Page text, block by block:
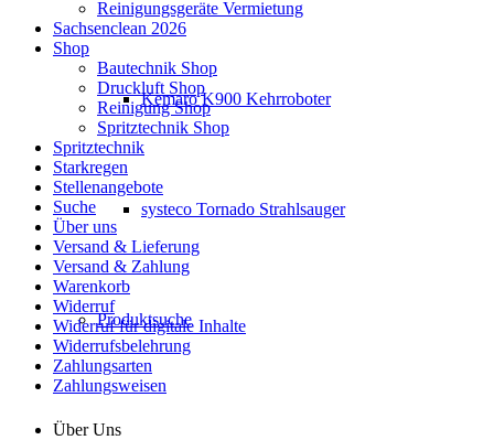
Kemaro K900 Kehrroboter
systeco Tornado Strahlsauger
Produktsuche
Über Uns
Reinigungsgeräte Vermietung
Sachsenclean 2026
Shop
Bautechnik Shop
Druckluft Shop
Reinigung Shop
Spritztechnik Shop
Spritztechnik
Starkregen
Stellenangebote
Suche
Über uns
Versand & Lieferung
Versand & Zahlung
Warenkorb
Widerruf
Widerruf für digitale Inhalte
Widerrufsbelehrung
Zahlungsarten
Zahlungsweisen